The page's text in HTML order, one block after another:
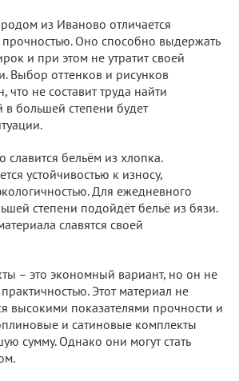
из Иваново отличается
Оно способно выдержать
и при этом не утратит своей
Выбор оттенков и рисунков
что не составит труда найти
в большей степени будет
бельём из хлопка.
устойчивостью к износу,
Для ежедневного
степени подойдёт бельё из бязи.
славятся своей
– это экономный вариант, но он не
практичностью. Этот материал не
высокими показателями прочности и
и сатиновые комплекты
сумму. Однако они могут стать